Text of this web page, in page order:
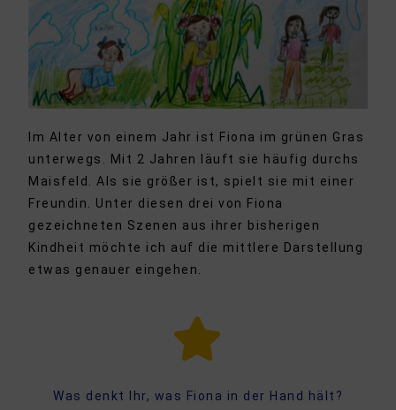
Im Alter von einem Jahr ist Fiona im grünen Gras
unterwegs. Mit 2 Jahren läuft sie häufig durchs
Maisfeld. Als sie größer ist, spielt sie mit einer
Freundin. Unter diesen drei von Fiona
gezeichneten Szenen aus ihrer bisherigen
Kindheit möchte ich auf die mittlere Darstellung
etwas genauer eingehen.
Was denkt Ihr, was Fiona in der Hand hält?